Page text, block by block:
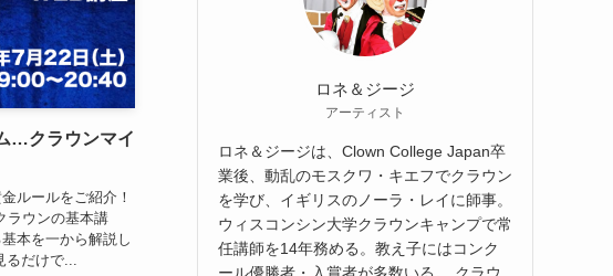
…クラウンマイ
ルールをご紹介！
ラウンの基本講
本を一から解説し
だけで...
ロネ＆ジージ
アーティスト
ロネ＆ジージは、Clown College Japan卒
業後、動乱のモスクワ・キエフでクラウン
を学び、イギリスのノーラ・レイに師事。
ウィスコンシン大学クラウンキャンプで常
任講師を14年務める。教え子にはコンク
ール優勝者・入賞者が多数いる。 クラウ